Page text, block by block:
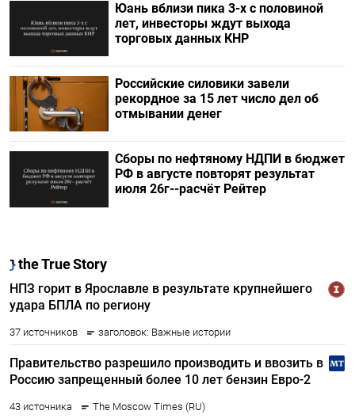
Юань вблизи пика 3-х с половиной
лет, инвесторы ждут выхода
торговых данных КНР
Российские силовики завели
рекордное за 15 лет число дел об
отмывании денег
Сборы по нефтяному НДПИ в бюджет
РФ в августе повторят результат
июля 26г--расчёт Рейтер